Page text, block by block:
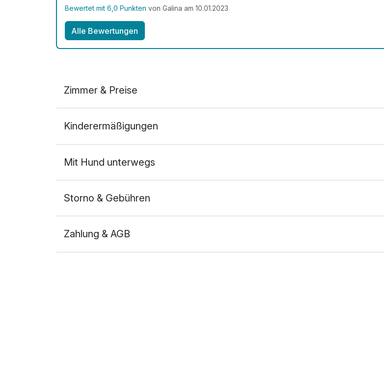
Bewertet mit 6,0 Punkten von Galina am 10.01.2023
Alle Bewertungen
Zimmer & Preise
2 Erwachsene
Zusatznächte
Kinderermäßigungen
Mit Hund unterwegs
Storno & Gebühren
Zahlung & AGB